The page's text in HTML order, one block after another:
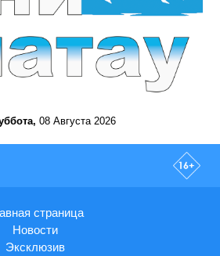
08 Августа 2026
страница
Новости
Эксклюзив